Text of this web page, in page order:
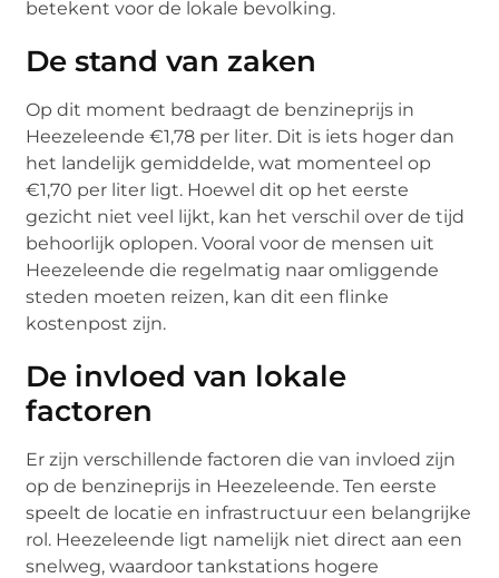
betekent voor de lokale bevolking.
De stand van zaken
Op dit moment bedraagt de benzineprijs in
Heezeleende €1,78 per liter. Dit is iets hoger dan
het landelijk gemiddelde, wat momenteel op
€1,70 per liter ligt. Hoewel dit op het eerste
gezicht niet veel lijkt, kan het verschil over de tijd
behoorlijk oplopen. Vooral voor de mensen uit
Heezeleende die regelmatig naar omliggende
steden moeten reizen, kan dit een flinke
kostenpost zijn.
De invloed van lokale
factoren
Er zijn verschillende factoren die van invloed zijn
op de benzineprijs in Heezeleende. Ten eerste
speelt de locatie en infrastructuur een belangrijke
rol. Heezeleende ligt namelijk niet direct aan een
snelweg, waardoor tankstations hogere